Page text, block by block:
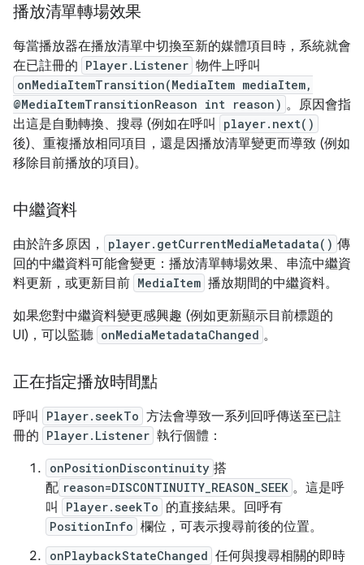
播放清單轉場效果
每當播放器在播放清單中切換至新的媒體項目時，系統就會
在已註冊的 Player.Listener 物件上呼叫
onMediaItemTransition(MediaItem mediaItem,
@MediaItemTransitionReason int reason) 。原因會指
出這是自動轉換、搜尋 (例如在呼叫
player.next()
後)、重複播放相同項目，還是因播放清單變更而導致 (例如
移除目前播放的項目)。
中繼資料
由於許多原因， player.getCurrentMediaMetadata() 傳
回的中繼資料可能會變更：播放清單轉場效果、串流中繼資
料更新，或更新目前 MediaItem 播放期間的中繼資料。
如果您對中繼資料變更感興趣 (例如更新顯示目前標題的
UI)，可以監聽 onMediaMetadataChanged 。
正在指定播放時間點
呼叫 Player.seekTo 方法會導致一系列回呼傳送至已註
冊的 Player.Listener 執行個體：
onPositionDiscontinuity 搭
配 reason=DISCONTINUITY_REASON_SEEK 。這是呼
叫
Player.seekTo 的直接結果。回呼有
PositionInfo 欄位，可表示搜尋前後的位置。
onPlaybackStateChanged 任何與搜尋相關的即時